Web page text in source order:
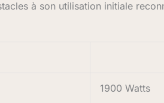
à son utilisation initiale
1900 Watts